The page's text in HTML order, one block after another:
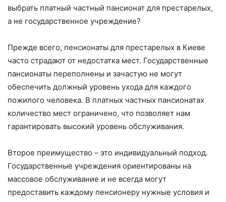
выбрать платный частный пансионат для престарелых,
а не государственное учреждение?
Прежде всего, пенсионаты для престарелых в Киеве
часто страдают от недостатка мест. Государственные
пансионаты переполнены и зачастую не могут
обеспечить должный уровень ухода для каждого
пожилого человека. В платных частных пансионатах
количество мест ограничено, что позволяет нам
гарантировать высокий уровень обслуживания.
Второе преимущество – это индивидуальный подход.
Государственные учреждения ориентированы на
массовое обслуживание и не всегда могут
предоставить каждому пенсионеру нужные условия и